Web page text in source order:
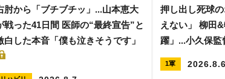
肘から「ブチブチッ」...山本恵大
戦った41日間 医師の“最終宣告”と
白した本音「僕も泣きそうです」
押し出し死球
えない」 柳田
躍」...小久保監
1軍 2026.8.6